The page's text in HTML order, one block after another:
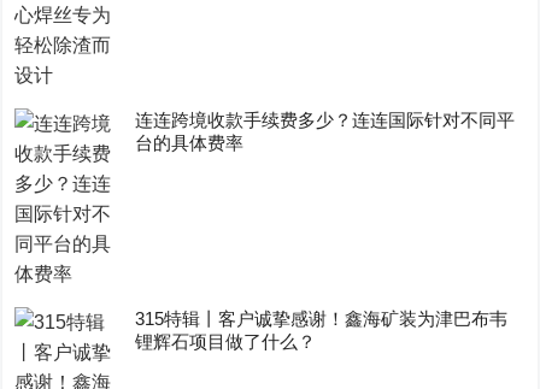
连连跨境收款手续费多少？连连国际针对不同平
台的具体费率
315特辑丨客户诚挚感谢！鑫海矿装为津巴布韦
锂辉石项目做了什么？